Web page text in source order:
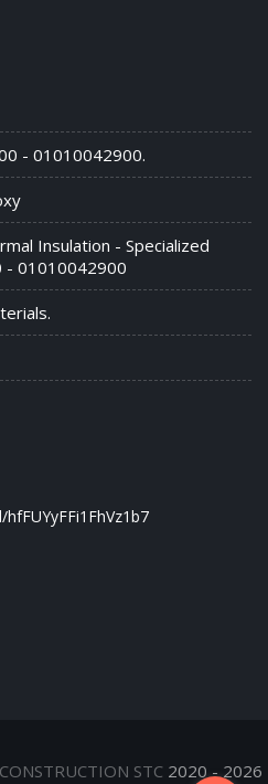
- 01010042900.
Insulation - Specialized
- 01010042900
STC 2020 - 2026